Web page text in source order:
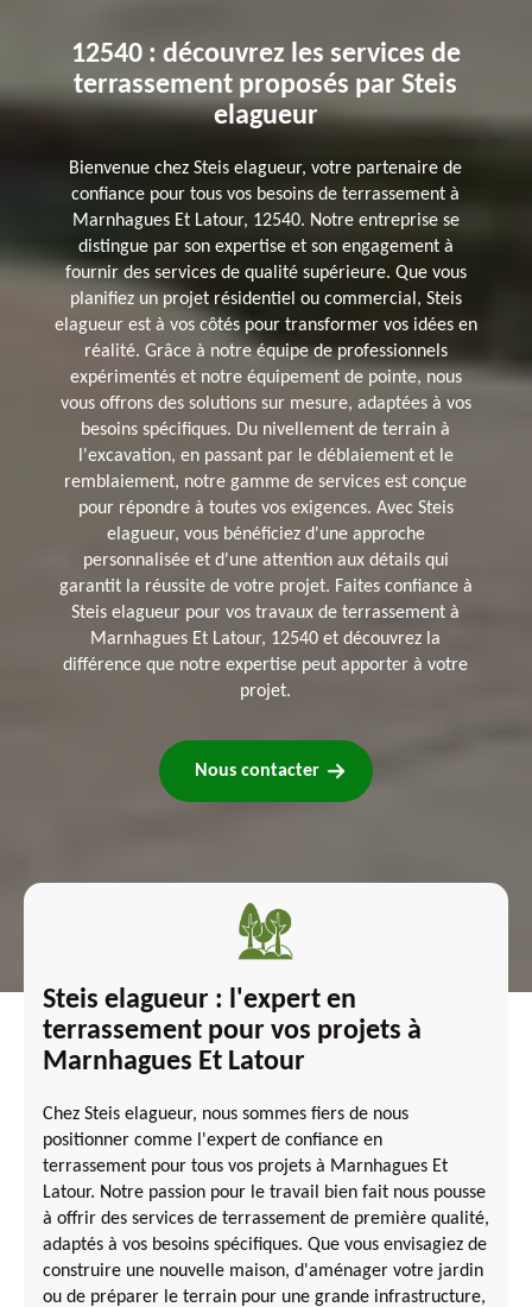
12540 : découvrez les services de
terrassement proposés par Steis
elagueur
Bienvenue chez Steis elagueur, votre partenaire de
confiance pour tous vos besoins de terrassement à
Marnhagues Et Latour, 12540. Notre entreprise se
distingue par son expertise et son engagement à
fournir des services de qualité supérieure. Que vous
planifiez un projet résidentiel ou commercial, Steis
elagueur est à vos côtés pour transformer vos idées en
réalité. Grâce à notre équipe de professionnels
expérimentés et notre équipement de pointe, nous
vous offrons des solutions sur mesure, adaptées à vos
besoins spécifiques. Du nivellement de terrain à
l'excavation, en passant par le déblaiement et le
remblaiement, notre gamme de services est conçue
pour répondre à toutes vos exigences. Avec Steis
elagueur, vous bénéficiez d'une approche
personnalisée et d'une attention aux détails qui
garantit la réussite de votre projet. Faites confiance à
Steis elagueur pour vos travaux de terrassement à
Marnhagues Et Latour, 12540 et découvrez la
différence que notre expertise peut apporter à votre
projet.
Nous contacter
Steis elagueur : l'expert en
terrassement pour vos projets à
Marnhagues Et Latour
Chez Steis elagueur, nous sommes fiers de nous
positionner comme l'expert de confiance en
terrassement pour tous vos projets à Marnhagues Et
Latour. Notre passion pour le travail bien fait nous pousse
à offrir des services de terrassement de première qualité,
adaptés à vos besoins spécifiques. Que vous envisagiez de
construire une nouvelle maison, d'aménager votre jardin
ou de préparer le terrain pour une grande infrastructure,